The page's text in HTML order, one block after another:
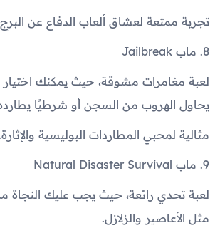
تجربة ممتعة لعشاق ألعاب الدفاع عن
8. ماب Jailbreak
لعبة مغامرات مشوقة، حيث يمكنك
يحاول الهروب من السجن أو شرطيًا
مثالية لمحبي المطاردات البوليسية
9. ماب Natural Disaster Survival
لعبة تحدي رائعة، حيث يجب عليك النجاة
مثل الأعاصير والزلازل.